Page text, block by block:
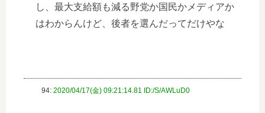
し、最大支給額も減る野党か国民かメディアか
はわからんけど、後者を選んだってだけやな
94: 2020/04/17(金) 09:21:14.81 ID:/S/AWLuD0